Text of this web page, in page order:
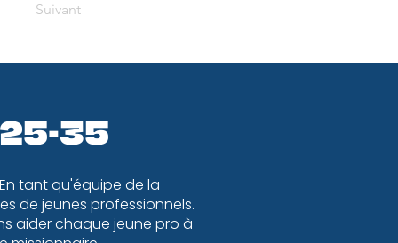
Suivant
35
tant qu'équipe de la
de jeunes professionnels.
aider chaque jeune pro à